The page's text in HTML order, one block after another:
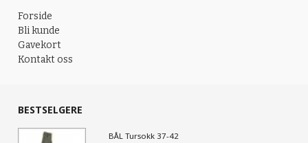
Forside
Bli kunde
Gavekort
Kontakt oss
BESTSELGERE
BÅL Tursokk 37-42